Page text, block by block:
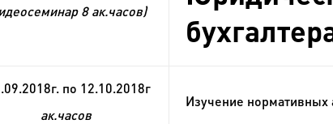
8 ак.часов)
по 12.10.2018г
ак.часов
Изучение нормативных